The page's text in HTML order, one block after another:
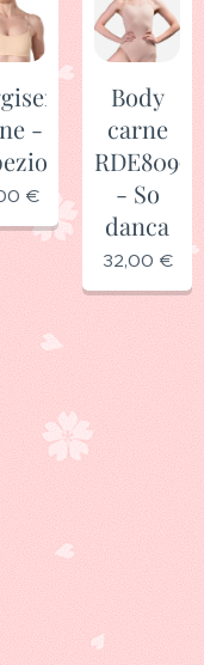
-
€
Body
carne
RDE8099
- So
danca
32,00 €